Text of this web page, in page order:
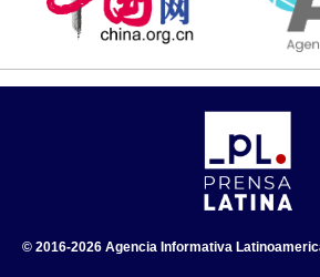
© 2016-2026 Agencia Informativa